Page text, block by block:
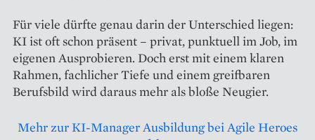
Für viele dürfte genau darin der Unterschied liegen:
KI ist oft schon präsent – privat, punktuell im Job, im
eigenen Ausprobieren. Doch erst mit einem klaren
Rahmen, fachlicher Tiefe und einem greifbaren
Berufsbild wird daraus mehr als bloße Neugier.
Mehr zur KI-Manager Ausbildung bei Agile Heroes